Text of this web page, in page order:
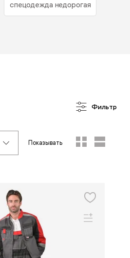
спецодежда недорогая
Фильтр
Показывать